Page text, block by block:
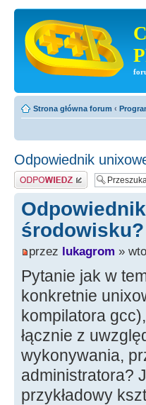
Strona główna forum ‹
Odpowiednik
Odpowiedz
środowisku?
przez lukagrom »
Pytanie jak w
konkretnie
kompilatora
łącznie z
wykonywania,
administratora?
przykładowy